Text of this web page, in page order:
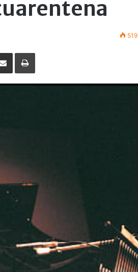
519
Compartir por correo electrónicoImprimir